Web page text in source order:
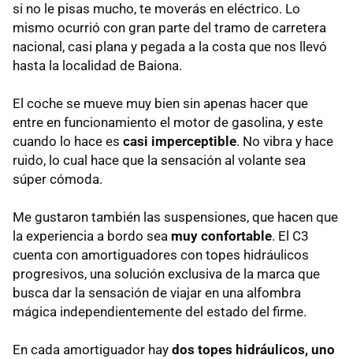
si no le pisas mucho, te moverás en eléctrico. Lo
mismo ocurrió con gran parte del tramo de carretera
nacional, casi plana y pegada a la costa que nos llevó
hasta la localidad de Baiona.
El coche se mueve muy bien sin apenas hacer que
entre en funcionamiento el motor de gasolina, y este
cuando lo hace es casi imperceptible. No vibra y hace
ruido, lo cual hace que la sensación al volante sea
súper cómoda.
Me gustaron también las suspensiones, que hacen que
la experiencia a bordo sea muy confortable. El C3
cuenta con amortiguadores con topes hidráulicos
progresivos, una solución exclusiva de la marca que
busca dar la sensación de viajar en una alfombra
mágica independientemente del estado del firme.
En cada amortiguador hay dos topes hidráulicos, uno